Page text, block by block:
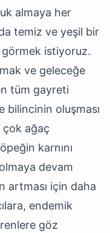
almaya her
temiz ve yeşil bir
istiyoruz.
ve geleceğe
tüm gayreti
bilincinin oluşması
çok ağaç
karnını
devam
artması için daha
endemik
göz